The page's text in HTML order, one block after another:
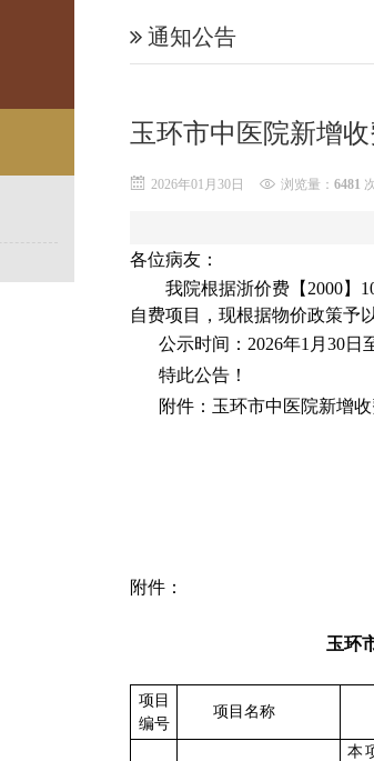
通知公告
玉环市中医院新增
2026年01月30日 浏览量： 6481
各位病友：
我院根据浙价费【 2000】
自费项目，现根据物价政策予
公示时间： 2026年1月 30日
特此公告！
附件：玉环市中医院新增
附件：
玉环
项目
编号
项目名称
本